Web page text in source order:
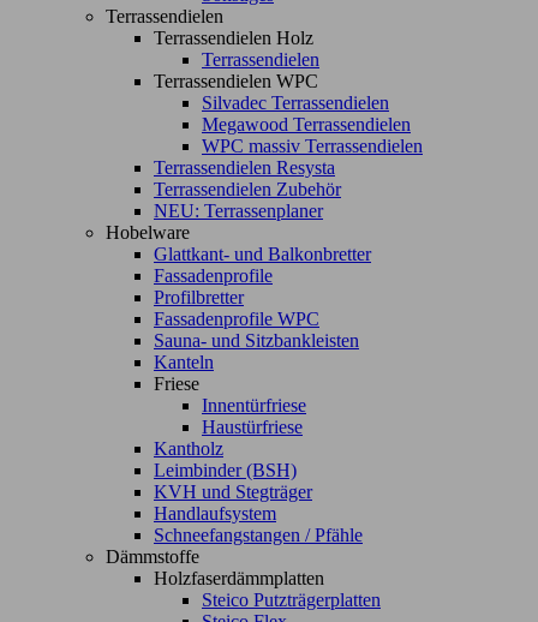
Terrassendielen
Terrassendielen Holz
Terrassendielen
Terrassendielen WPC
Silvadec Terrassendielen
Megawood Terrassendielen
WPC massiv Terrassendielen
Terrassendielen Resysta
Terrassendielen Zubehör
NEU: Terrassenplaner
Hobelware
Glattkant- und Balkonbretter
Fassadenprofile
Profilbretter
Fassadenprofile WPC
Sauna- und Sitzbankleisten
Kanteln
Friese
Innentürfriese
Haustürfriese
Kantholz
Leimbinder (BSH)
KVH und Stegträger
Handlaufsystem
Schneefangstangen / Pfähle
Dämmstoffe
Holzfaserdämmplatten
Steico Putzträgerplatten